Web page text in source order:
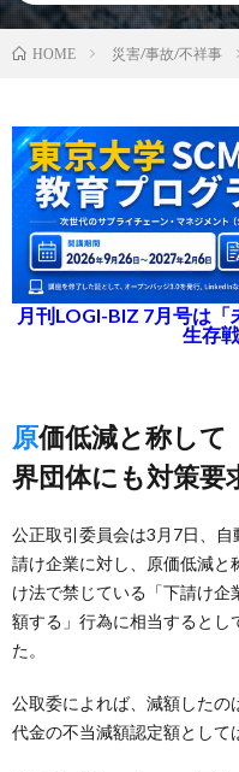
HOME 災害/事故/不祥事
月刊LOGI-BIZ 7月号は
生存
原価低減と称して「割戻金」差し引く、業
界団体にも対策要
公正取引委員会は3月7日、
請け企業に対し、原価低減と
け法で禁じている「下請け
額する」行為に相当するとし
た。
公取委によれば、減額した
代金の不当減額認定額として